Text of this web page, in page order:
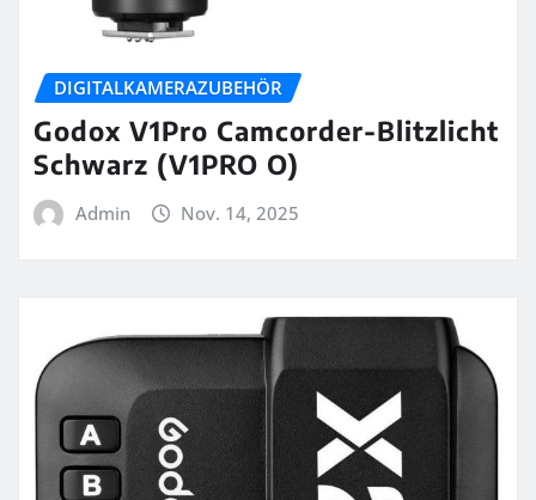
DIGITALKAMERAZUBEHÖR
Godox V1Pro Camcorder-Blitzlicht
Schwarz (V1PRO O)
Admin Nov. 14, 2025